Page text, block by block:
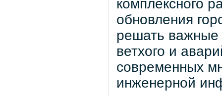
комплексного
обновления
решать важные
ветхого и
современных
инженерной